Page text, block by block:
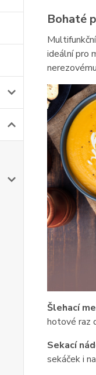
Bohaté
ideální pro
Šlehací
hotové raz
Sekací
sekáček i